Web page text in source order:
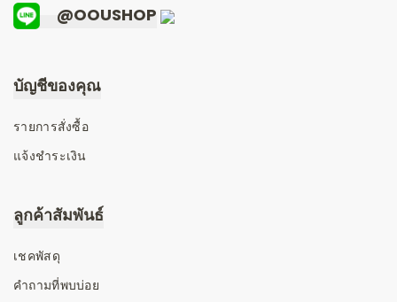
@OOUSHOP
บัญชีของคุณ
รายการสั่งซื้อ
แจ้งชำระเงิน
ลูกค้าสัมพันธ์
เชคพัสดุ
คำถามที่พบบ่อย